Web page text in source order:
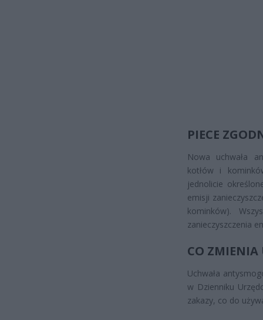
PIECE
Nowa uchwała
kotłów i
jednolicie
emisji
kominków).
zanieczyszczenia
CO ZMIENIA
Uchwała
w Dzienniku
zakazy, co do